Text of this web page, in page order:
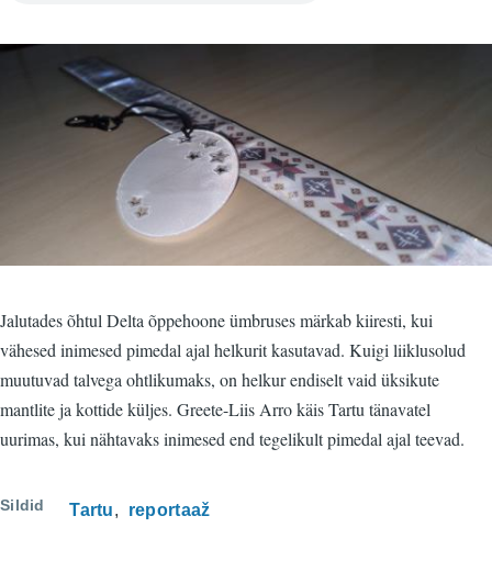
Jalutades õhtul Delta õppehoone ümbruses märkab kiiresti, kui
vähesed inimesed pimedal ajal helkurit kasutavad. Kuigi liiklusolud
muutuvad talvega ohtlikumaks, on helkur endiselt vaid üksikute
mantlite ja kottide küljes. Greete-Liis Arro käis Tartu tänavatel
uurimas, kui nähtavaks inimesed end tegelikult pimedal ajal teevad.
Sildid Tartu reportaaž